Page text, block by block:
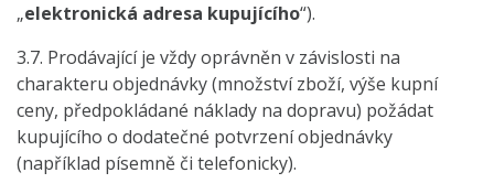
„elektronická adresa kupujícího“).
3.7. Prodávající je vždy oprávněn v závislosti na
charakteru objednávky (množství zboží, výše kupní
ceny, předpokládané náklady na dopravu) požádat
kupujícího o dodatečné potvrzení objednávky
(například písemně či telefonicky).